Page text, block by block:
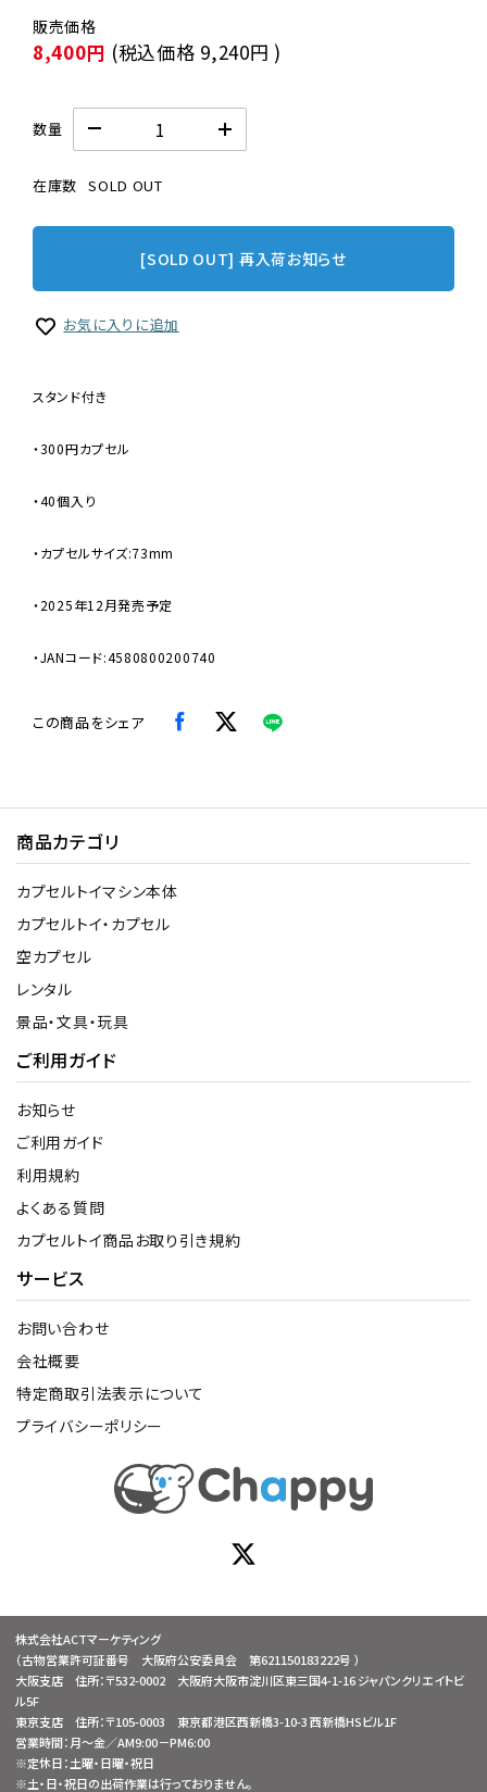
8,400円 (税込価格 9,240円 )
数量
在庫数 SOLD OUT
[SOLD OUT] 再入荷お知らせ
お気に入りに追加
スタンド付き
・300円カプセル
・40個入り
・カプセルサイズ:73mm
・2025年12月発売予定
・JANコード:4580800200740
この商品をシェア
商品カテゴリ
カプセルトイマシン本体
カプセルトイ・カプセル
空カプセル
レンタル
景品・文具・玩具
ご利用ガイド
お知らせ
ご利用ガイド
利用規約
よくある質問
カプセルトイ商品お取り引き規約
サービス
お問い合わせ
会社概要
特定商取引法表示について
プライバシーポリシー
株式会社ACTマーケティング
（古物営業許可証番号 大阪府公安委員会 第621150183222号 ）
大阪支店 住所：〒532-0002 大阪府大阪市淀川区東三国4-1-16 ジャパンクリエイトビ
ル5F
東京支店 住所：〒105-0003 東京都港区西新橋3-10-3 西新橋HSビル1F
営業時間：月～金／AM9:00－PM6:00
※定休日：土曜・日曜・祝日
※土・日・祝日の出荷作業は行っておりません。